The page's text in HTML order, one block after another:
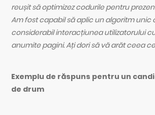
reușit să optimizez codurile pentru
Am fost capabil să aplic un algoritm unic
considerabil interacțiunea utilizatorului
anumite pagini. Ați dori să vă arăt ceea
Exemplu de răspuns pentru un
de drum